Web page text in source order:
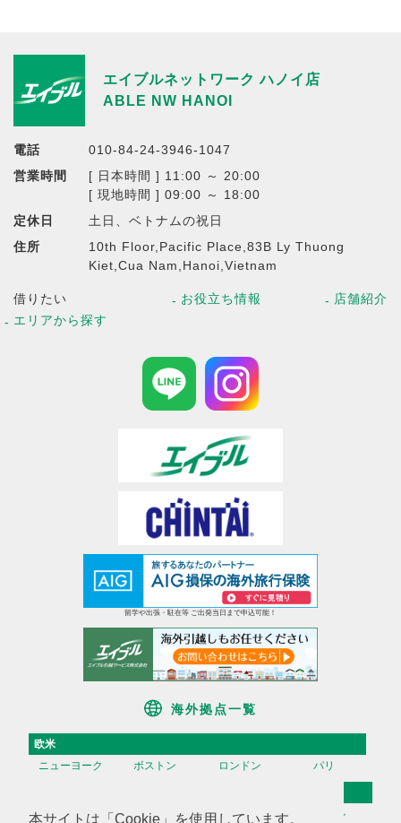
本サイトは「Cookie」を使用しています。
エイブルネットワーク ハノイ店
ABLE NW HANOI
電話
010-84-24-3946-1047
営業時間
[ 日本時間 ] 11:00 ～ 20:00
[ 現地時間 ] 09:00 ～ 18:00
定休日
土日、ベトナムの祝日
住所
10th Floor,Pacific Place,83B Ly Thuong
Kiet,Cua Nam,Hanoi,Vietnam
借りたい
エリアから探す
お役立ち情報 店舗紹介
留学や出張・駐在等 ご出発当日まで申込可能！
海外拠点一覧
欧米
ニューヨーク
ボストン ロンドン パリ
香港
台湾 高雄 ソウル